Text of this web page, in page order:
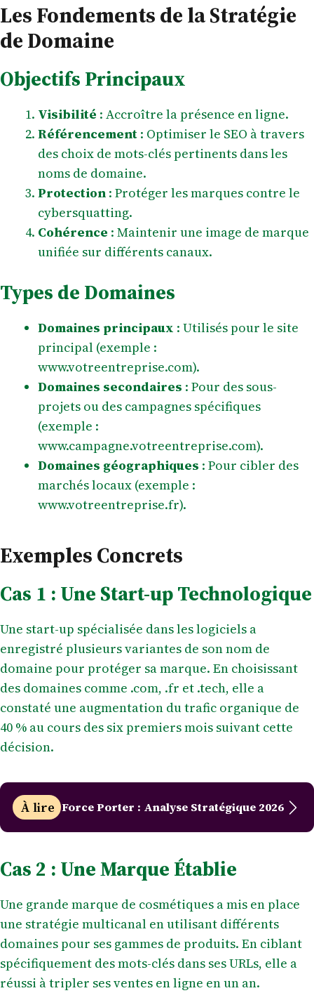
Les Fondements de la Stratégie
de Domaine
Objectifs Principaux
Visibilité : Accroître la présence en ligne.
Référencement : Optimiser le SEO à travers
des choix de mots-clés pertinents dans les
noms de domaine.
Protection : Protéger les marques contre le
cybersquatting.
Cohérence : Maintenir une image de marque
unifiée sur différents canaux.
Types de Domaines
Domaines principaux : Utilisés pour le site
principal (exemple :
www.votreentreprise.com).
Domaines secondaires : Pour des sous-
projets ou des campagnes spécifiques
(exemple :
www.campagne.votreentreprise.com).
Domaines géographiques : Pour cibler des
marchés locaux (exemple :
www.votreentreprise.fr).
Exemples Concrets
Cas 1 : Une Start-up Technologique
Une start-up spécialisée dans les logiciels a
enregistré plusieurs variantes de son nom de
domaine pour protéger sa marque. En choisissant
des domaines comme .com, .fr et .tech, elle a
constaté une augmentation du trafic organique de
40 % au cours des six premiers mois suivant cette
décision.
À lire Force Porter : Analyse Stratégique 2026
Cas 2 : Une Marque Établie
Une grande marque de cosmétiques a mis en place
une stratégie multicanal en utilisant différents
domaines pour ses gammes de produits. En ciblant
spécifiquement des mots-clés dans ses URLs, elle a
réussi à tripler ses ventes en ligne en un an.